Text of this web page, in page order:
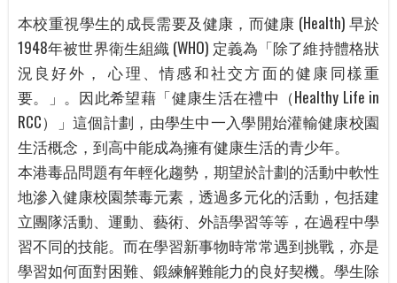
本校重視學生的成長需要及健康，而健康 (Health) 早於
1948年被世界衛生組織 (WHO) 定義為「除了維持體格狀
況良好外， 心理、情感和社交方面的健康同樣重
要。」。因此希望藉「健康生活在禮中（Healthy Life in
RCC）」這個計劃，由學生中一入學開始灌輸健康校園
生活概念，到高中能成為擁有健康生活的青少年。
本港毒品問題有年輕化趨勢，期望於計劃的活動中軟性
地滲入健康校園禁毒元素，透過多元化的活動，包括建
立團隊活動、運動、藝術、外語學習等等，在過程中學
習不同的技能。而在學習新事物時常常遇到挑戰，亦是
學習如何面對困難、鍛練解難能力的良好契機。學生除